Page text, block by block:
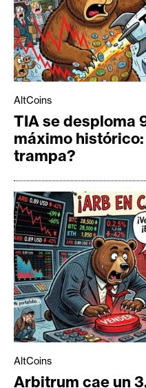
AltCoins
TIA se desploma
máximo
trampa?
AltCoins
Arbitrum cae un